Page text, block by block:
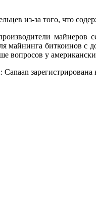
из-за того, что
майнинга биткоинов с
вопросов у